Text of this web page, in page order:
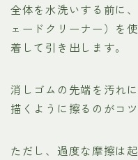
全体を水洗いする前に
ェードクリーナー）を
着して引き出します。
消しゴムの先端を汚れ
描くように擦るのがコツ
ただし、過度な摩擦は